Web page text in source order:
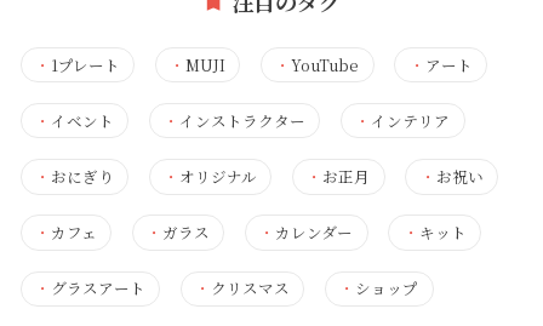
・ 1プレート ・MUJI ・YouTube ・ アート
・ イベント ・ インストラクター ・ インテリア
・ おにぎり ・ オリジナル ・ お正月 ・ お祝い
・ カフェ ・ ガラス ・ カレンダー ・ キット
・ グラスアート ・ クリスマス ・ ショップ